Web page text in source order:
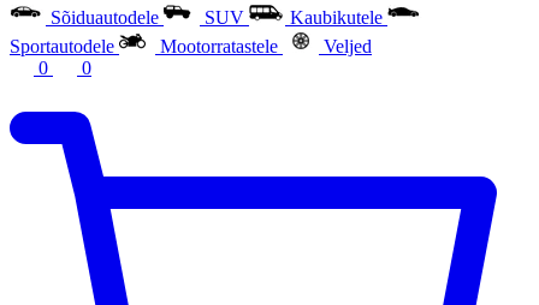
Sõiduautodele SUV
Kaubikutele
Sportautodele
Mootorratastele
Veljed
0
0